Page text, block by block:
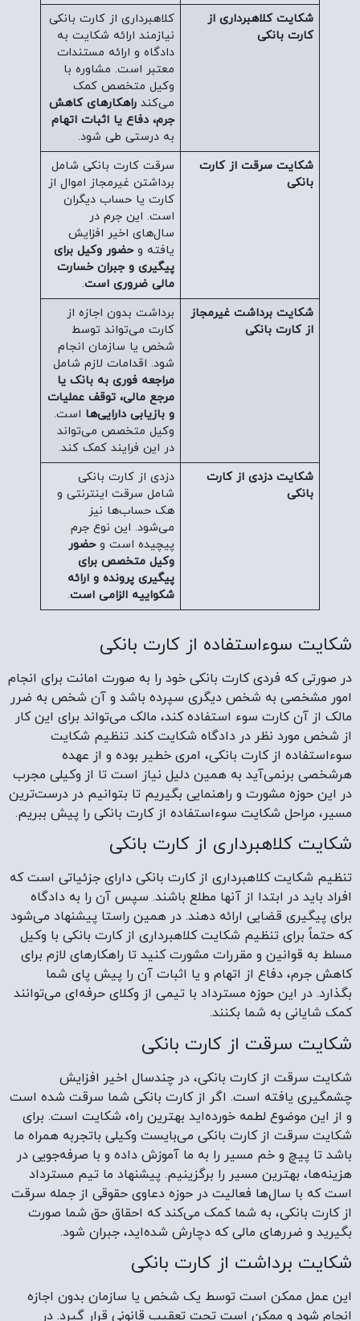
شکایت کلاهبرداری از
کارت بانکی
کلاهبرداری از کارت بانکی
نیازمند ارائه شکایت به
دادگاه و ارائه مستندات
معتبر است. مشاوره با
وکیل متخصص کمک
می‌کندراهکارهای کاهش
جرم، دفاع یا اثبات اتهام
به درستی طی شود.
شکایت سرقت از کارت
بانکی
سرقت کارت بانکی شامل
برداشتن غیرمجاز اموال از
کارت یا حساب دیگران
است. این جرم در
سال‌های اخیر افزایش
یافته وحضور وکیل برای
پیگیری و جبران خسارت
مالی ضروری است.
شکایت برداشت غیرمجاز
از کارت بانکی
برداشت بدون اجازه از
کارت می‌تواند توسط
شخص یا سازمان انجام
شود. اقدامات لازم شامل
مراجعه فوری به بانک یا
مرجع مالی، توقف عملیات
و بازیابی دارایی‌ها است.
وکیل متخصص می‌تواند
در این فرایند کمک کند.
شکایت دزدی از کارت
بانکی
دزدی از کارت بانکی
شامل سرقت اینترنتی و
هک حساب‌ها نیز
می‌شود. این نوع جرم
پیچیده است وحضور
وکیل متخصص برای
پیگیری پرونده و ارائه
شکواییه الزامی است.
شکایت سوءاستفاده از کارت بانکی
در صورتی که فردی کارت بانکی خود را به صورت امانت برای انجام
امور مشخصی به شخص دیگری سپرده باشد و آن شخص به ضرر
مالک از آن کارت سوء استفاده کند، مالک می‌تواند برای این کار
از شخص مورد نظر در دادگاه شکایت کند. تنظیم شکایت
سوء‌استفاده از کارت بانکی، امری خطیر بوده و از عهده
هرشخصی برنمی‌آید به همین دلیل نیاز است تا از وکیلی مجرب
در این حوزه مشورت و راهنمایی بگیریم تا بتوانیم در درست‌ترین
مسیر، مراحل شکایت سوء‌استفاده از کارت بانکی را پیش ببریم.
شکایت کلاهبرداری از کارت بانکی
تنظیم شکایت کلاهبرداری از کارت بانکی دارای جزئیاتی است که
افراد باید در ابتدا از آنها مطلع باشند. سپس آن را به دادگاه
برای پیگیری قضایی ارائه دهند. در همین راستا پیشنهاد می‌شود
که حتماً برای تنظیم شکایت کلاهبرداری از کارت بانکی با وکیل
مسلط به قوانین و مقررات مشورت کنید تا راهکارهای لازم برای
کاهش جرم، دفاع از اتهام و یا اثبات آن را پیش پای شما
بگذارد. در این حوزه مسترداد با تیمی از وکلای حرفه‌ای می‌توانند
کمک شایانی به شما بکنند.
شکایت سرقت از کارت بانکی
شکایت سرقت از کارت بانکی، در چندسال اخیر افزایش
چشمگیری یافته است. اگر از کارت بانکی شما سرقت شده است
و از این موضوع لطمه خورده‌اید بهترین راه، شکایت است. برای
شکایت سرقت از کارت بانکی می‌بایست وکیلی باتجربه همراه ما
باشد تا پیچ و خم مسیر را به ما آموزش داده و با صرفه‌جویی در
هزینه‌ها، بهترین مسیر را برگزینیم. پیشنهاد ما تیم مسترداد
است که با سال‌ها فعالیت در حوزه دعاوی حقوقی از جمله سرقت
از کارت بانکی، به شما کمک می‌کند که احقاق حق شما صورت
بگیرید و ضررهای مالی که دچارش شده‌اید، جبران شود.
شکایت برداشت از کارت بانکی
این عمل ممکن است توسط یک شخص یا سازمان بدون اجازه
انجام شود و ممکن است تحت تعقیب قانونی قرار گیرد. در